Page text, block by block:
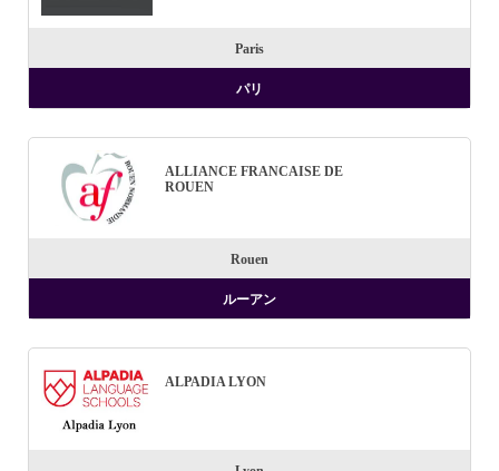
Paris
パリ
ALLIANCE FRANCAISE DE
ROUEN
Rouen
ルーアン
ALPADIA LYON